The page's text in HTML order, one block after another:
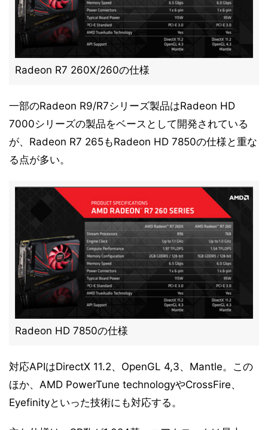
Radeon R7 260X/260の仕様
一部のRadeon R9/R7シリーズ製品はRadeon HD
7000シリーズの製品をベースとして開発されている
が、Radeon R7 265もRadeon HD 7850の仕様と重な
る点が多い。
Radeon HD 7850の仕様
対応APIはDirectX 11.2、OpenGL 4,3、Mantle。この
ほか、AMD PowerTune technologyやCrossFire、
Eyefinityといった技術にも対応する。